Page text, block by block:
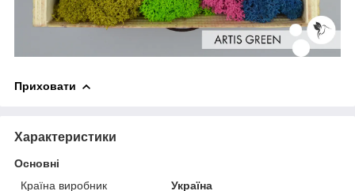
Приховати
Характеристики
Основні
Країна виробник
Україна